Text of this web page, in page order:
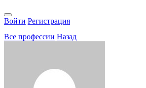
Войти Регистрация
Все професcии Назад